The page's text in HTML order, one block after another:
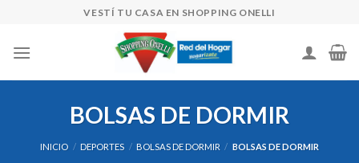
content
VESTÍ TU CASA EN SHOPPING ONELLI
BOLSAS DE DORMIR
INICIO / DEPORTES / BOLSAS DE DORMIR / BOLSAS DE DORMIR